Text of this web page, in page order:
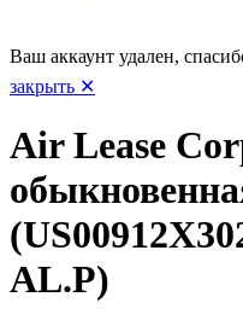
Ваш аккаунт удален,
закрыть ✕
Air Lease
AL.P)